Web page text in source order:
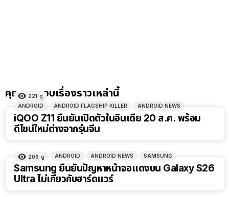
คุณอาจชอบเรื่องราวเหล่านี้
221 ดู
ANDROID
ANDROID FLAGSHIP KILLER ANDROID NEWS
iQOO Z11 ยืนยันเปิดตัวในอินเดีย 20 ส.ค. พร้อม
ดีไซน์ใหม่ต่างจากรุ่นจีน
206 ดู ANDROID ANDROID NEWS SAMSUNG
Samsung ยืนยันปัญหาหน้าจอแดงบน Galaxy S26
Ultra ไม่เกี่ยวกับฮาร์ดแวร์